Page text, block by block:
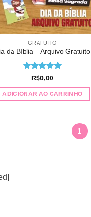
GRATUITO
da Bíblia – Arquivo Gratuito
Avaliação
R$0,00
ADICIONAR AO CARRINHO
1